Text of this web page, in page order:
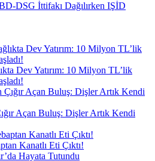
DSG İttifakı Dağılırken IŞİD
Dev Yatırım: 10 Milyon TL’lik
Açan Buluş: Dişler Artık Kendi
Kanatlı Eti Çıktı!